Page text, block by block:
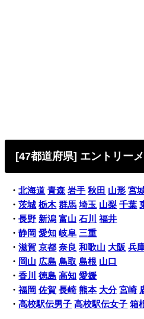
[47都道府県] エントリー
・北海道 青森 岩手 秋田 山形 宮
・茨城 栃木 群馬 埼玉 山梨 千葉
・長野 新潟 富山 石川
福井
・静岡 愛知 岐阜 三重
・滋賀 京都 奈良 和歌山 大阪 兵
・ 岡山 広島 鳥取 島根 山口
・香川 徳島 高知 愛媛
・福岡 佐賀 長崎 熊本 大分 宮崎
・高校駅伝男子 高校駅伝女子 箱